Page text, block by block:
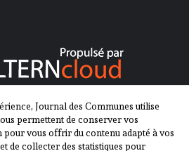
Journal des Communes utilise
permettent de conserver vos
vous offrir du contenu adapté à vos
de collecter des statistiques pour